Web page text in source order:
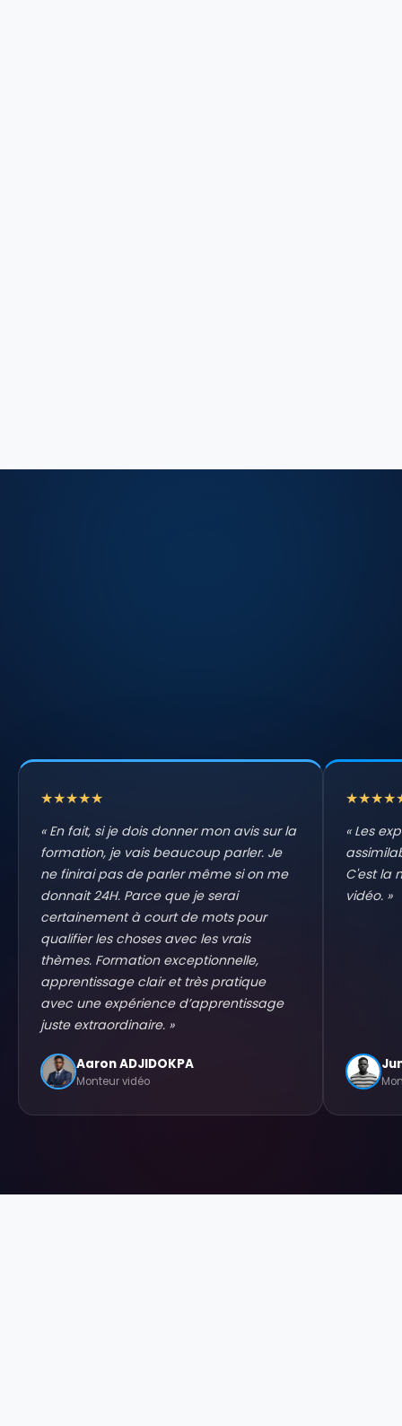
★★★★★
«En fait, si je dois donner mon avis sur la
formation, je vais beaucoup parler. Je
ne finirai pas de parler même si on me
donnait 24H. Parce que je serai
certainement à court de mots pour
qualifier les choses avec les vrais
thèmes. Formation exceptionnelle,
apprentissage clair et très pratique
avec une expérience d’apprentissage
juste extraordinaire. »
Aaron ADJIDOKPA
Monteur vidéo
« Les
C'est la
vidéo. »